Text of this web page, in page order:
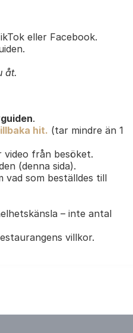
eller Facebook.
åt.
.
hit. (tar mindre än 1
video från besöket.
(denna sida).
vad som beställdes till
– inte antal
villkor.